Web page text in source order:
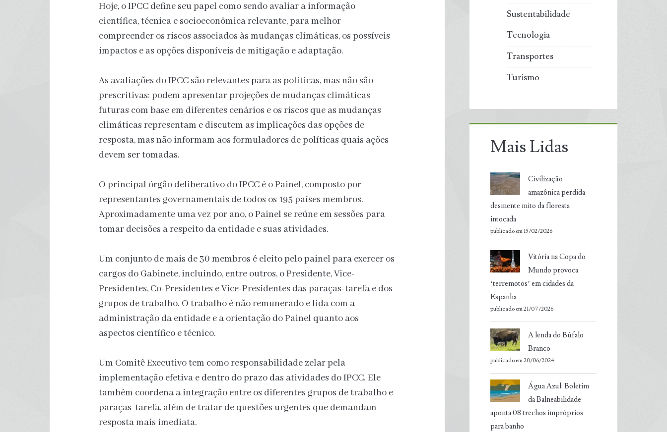
Hoje, o IPCC define seu papel como sendo avaliar a informação
científica, técnica e socioeconômica relevante, para melhor
compreender os riscos associados às mudanças climáticas, os possíveis
impactos e as opções disponíveis de mitigação e adaptação.
As avaliações do IPCC são relevantes para as políticas, mas não são
prescritivas: podem apresentar projeções de mudanças climáticas
futuras com base em diferentes cenários e os riscos que as mudanças
climáticas representam e discutem as implicações das opções de
resposta, mas não informam aos formuladores de políticas quais ações
devem ser tomadas.
O principal órgão deliberativo do IPCC é o Painel, composto por
representantes governamentais de todos os 195 países membros.
Aproximadamente uma vez por ano, o Painel se reúne em sessões para
tomar decisões a respeito da entidade e suas atividades.
Um conjunto de mais de 30 membros é eleito pelo painel para exercer os
cargos do Gabinete, incluindo, entre outros, o Presidente, Vice-
Presidentes, Co-Presidentes e Vice-Presidentes das paraças-tarefa e dos
grupos de trabalho. O trabalho é não remunerado e lida com a
administração da entidade e a orientação do Painel quanto aos
aspectos científico e técnico.
Um Comitê Executivo tem como responsabilidade zelar pela
implementação efetiva e dentro do prazo das atividades do IPCC. Ele
também coordena a integração entre os diferentes grupos de trabalho e
paraças-tarefa, além de tratar de questões urgentes que demandam
resposta mais imediata.
Sustentabilidade
Tecnologia
Transportes
Turismo
Mais Lidas
Civilização
amazônica perdida
desmente mito da floresta
intocada
publicado em 15/02/2026
Vitória na Copa do
Mundo provoca
‘terremotos’ em cidades da
Espanha
publicado em 21/07/2026
A lenda do Búfalo
Branco
publicado em 20/06/2024
Água Azul: Boletim
da Balneabilidade
aponta 08 trechos impróprios
para banho